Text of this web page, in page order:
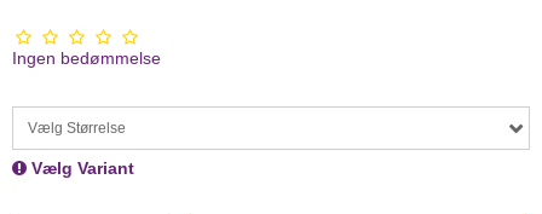
Ingen bedømmelse
Vælg Størrelse
Vælg Variant